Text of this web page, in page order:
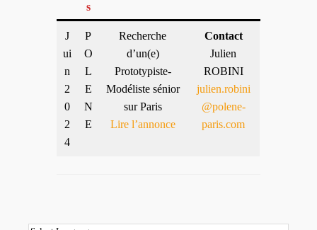
s
J
ui
n
2
0
2
4
P
O
L
E
N
E
Recherche
d’un(e)
Prototypiste-
Modéliste sénior
sur Paris
Lire l’annonce
Contact
Julien
ROBINI
julien.robini
@polene-
paris.com